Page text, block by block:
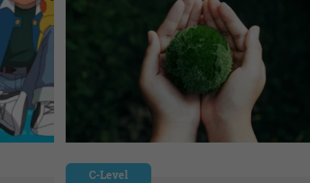
C-Level